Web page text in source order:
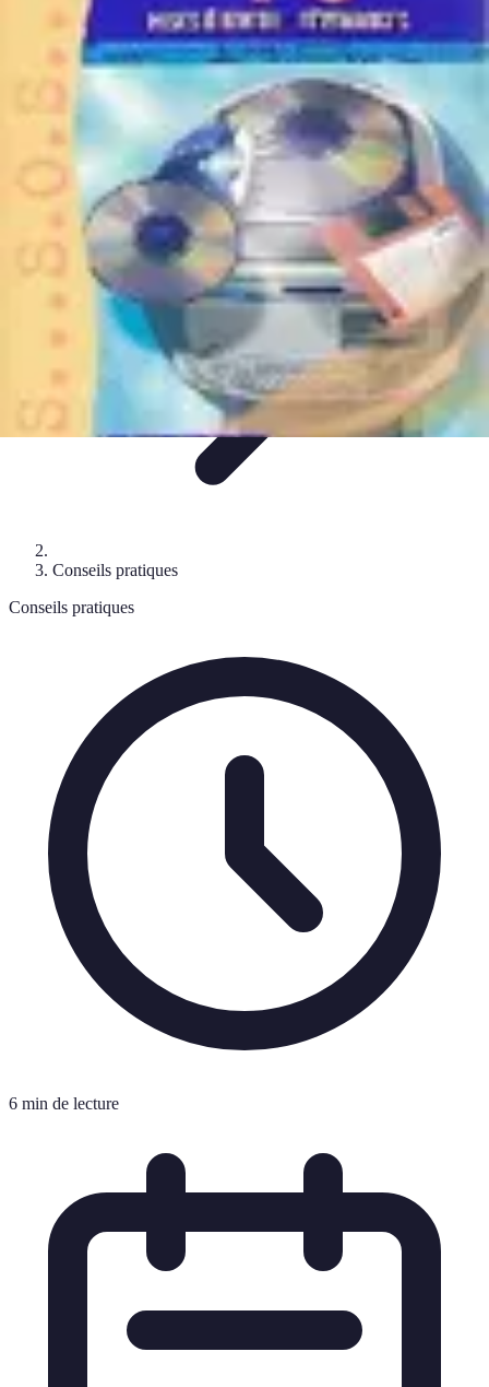
Plomberie Rapide
DépannageOutils et ÉquipementsDépannage et révisionsDépannage
Dépannage plomberie
Plomberie Rapide
Conseils pratiques
Conseils pratiques
6 min de lecture